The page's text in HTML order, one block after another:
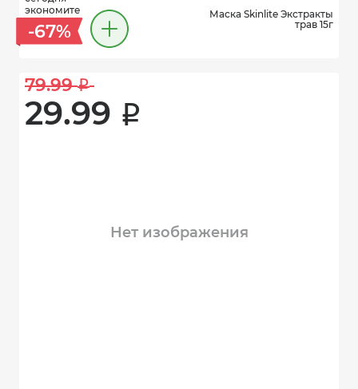
экономите
-67%
Маска Skinlite Экстракты
трав 15г
79.99 i
29.99 i
Нет изображения